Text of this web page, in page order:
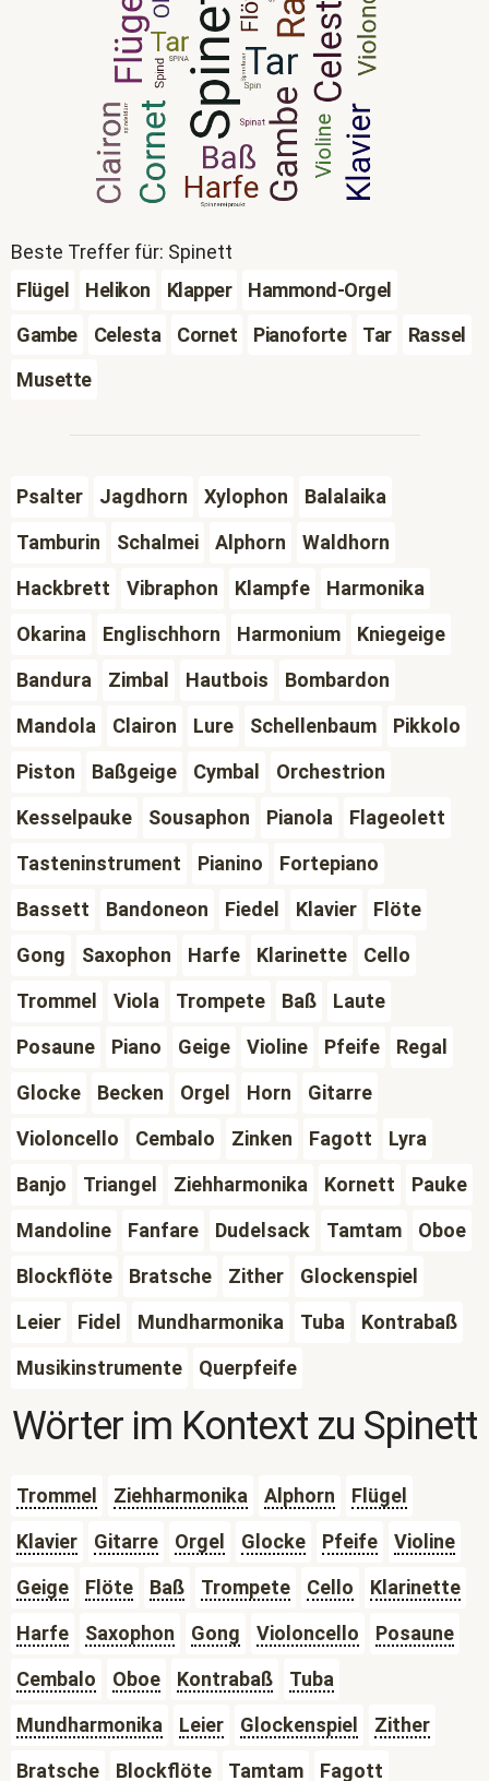
Beste Treffer für: Spinett
Flügel
Helikon Klapper
Hammond-Orgel
Gambe
Celesta Cornet Pianoforte Tar
Rassel
Musette
Psalter Jagdhorn Xylophon
Balalaika
Tamburin
Schalmei Alphorn
Waldhorn
Hackbrett
Vibraphon Klampfe
Harmonika
Okarina
Englischhorn Harmonium
Kniegeige
Bandura
Zimbal Hautbois
Bombardon
Mandola
Clairon Lure Schellenbaum
Pikkolo
Piston
Baßgeige Cymbal
Orchestrion
Kesselpauke
Sousaphon Pianola
Flageolett
Tasteninstrument
Pianino
Fortepiano
Bassett
Bandoneon Fiedel Klavier
Flöte
Gong
Saxophon Harfe Klarinette
Cello
Trommel
Viola Trompete Baß
Laute
Posaune
Piano Geige Violine Pfeife
Regal
Glocke
Becken Orgel Horn
Gitarre
Violoncello
Cembalo Zinken Fagott
Lyra
Banjo
Triangel Ziehharmonika Kornett
Pauke
Mandoline
Fanfare Dudelsack Tamtam
Oboe
Blockflöte
Bratsche Zither
Glockenspiel
Leier
Fidel Mundharmonika Tuba
Kontrabaß
Musikinstrumente
Querpfeife
Wörter im Kontext zu Spinett
Trommel Ziehharmonika Alphorn
Flügel
Klavier
Gitarre Orgel Glocke Pfeife
Violine
Geige
Flöte Baß Trompete Cello
Klarinette
Harfe
Saxophon Gong Violoncello
Posaune
Cembalo
Oboe Kontrabaß
Tuba
Mundharmonika
Leier Glockenspiel
Zither
Bratsche
Blockflöte Tamtam Fagott